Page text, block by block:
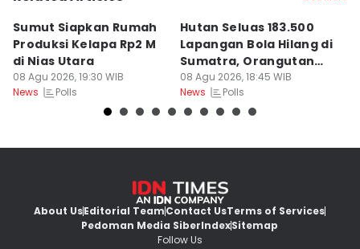
Sumut Siapkan Rumah
Produksi Kelapa Rp2 M
di Nias Utara
08 Agu 2026, 19:30 WIB
News
Polls
Hutan Seluas 183.500
Lapangan Bola Hilang di
Sumatra, Orangutan
Tertekan
08 Agu 2026, 18:45 WIB
News
Polls
About UsEditorial TeamContact UsTerms of Services
Pedoman Media SiberIndexSitemap
Follow Us